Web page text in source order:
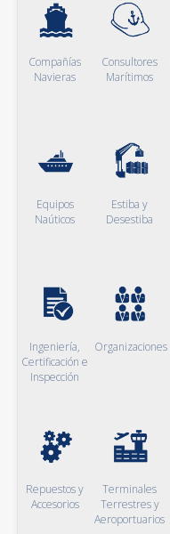
Compañías
Navieras
Consultores
Marítimos
Equipos
Naúticos
Estiba y
Desestiba
Ingeniería,
Certificación e
Inspección
Organizaciones
Repuestos y
Accesorios
Terminales
Terrestres y
Aeroportuarios